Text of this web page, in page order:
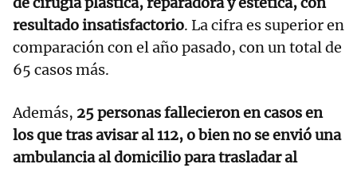
resultado insatisfactorio. La cifra es superior en
comparación con el año pasado, con un total de
65 casos más.
Además, 25 personas fallecieron en casos en
los que tras avisar al 112, o bien no se envió una
ambulancia al domicilio para trasladar al